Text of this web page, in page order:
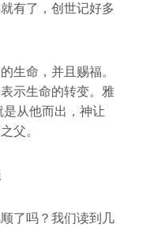
有了，创世记好多
生命，并且赐福。
示生命的转变。雅
从他而出，神让
父。
了吗？我们读到几